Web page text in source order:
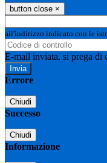
button close ×
all'indirizzo indicato con le
E-mail inviata, si prega di
Errore
Chiudi
Successo
Chiudi
Informazione